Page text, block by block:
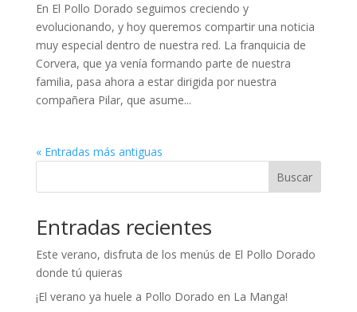
En El Pollo Dorado seguimos creciendo y
evolucionando, y hoy queremos compartir una noticia
muy especial dentro de nuestra red. La franquicia de
Corvera, que ya venía formando parte de nuestra
familia, pasa ahora a estar dirigida por nuestra
compañera Pilar, que asume...
« Entradas más antiguas
Buscar
Entradas recientes
Este verano, disfruta de los menús de El Pollo Dorado
donde tú quieras
¡El verano ya huele a Pollo Dorado en La Manga!